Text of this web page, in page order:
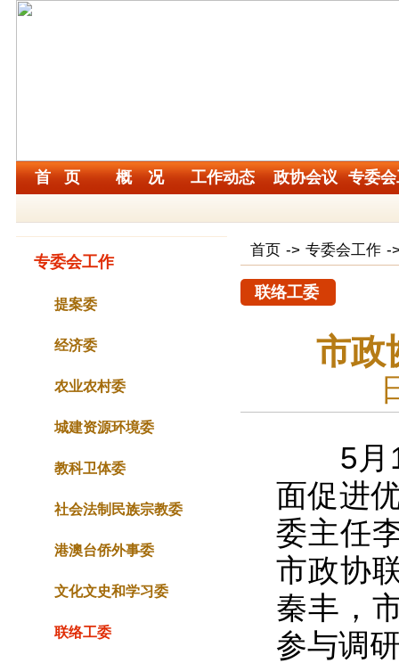
首 页 概 况 工作动态 政协会议 专委
专委会工作
提案委
经济委
农业农村委
城建资源环境委
教科卫体委
社会法制民族宗教委
港澳台侨外事委
文化文史和学习委
联络工委
首页 -> 专委会工作 -
联络工委
市政
5月17
面促进
委主任
市政协
秦丰，
参与调